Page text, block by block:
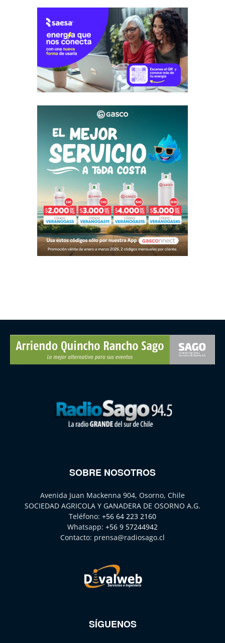
SOBRE NOSOTROS
Avenida Juan Mackenna 904, Osorno, Chile
SOCIEDAD AGRICOLA Y GANADERA DE OSORNO A.G.
Teléfono: +56 64 223 2160
Whatsapp: +56 9 57244942
Contacto: prensa@radiosago.cl
SÍGUENOS